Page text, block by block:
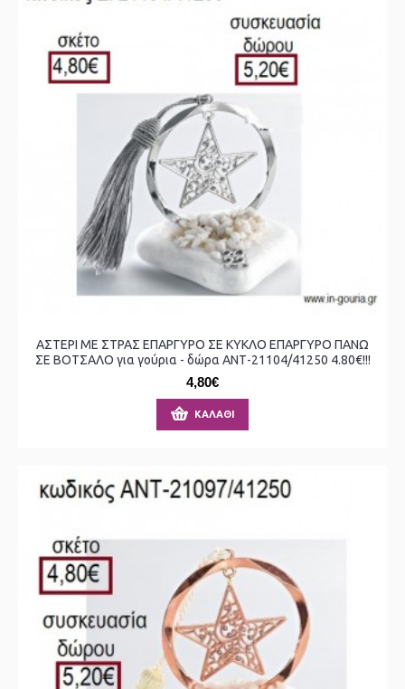
ΑΣΤΕΡΙ ΜΕ ΣΤΡΑΣ ΕΠΑΡΓΥΡΟ ΣΕ ΚΥΚΛΟ ΕΠΑΡΓΥΡΟ ΠΑΝΩ
ΣΕ ΒΟΤΣΑΛΟ για γούρια - δώρα ΑΝΤ-21104/41250 4.80€!!!
4,80€
ΚΑΛΆΘΙ